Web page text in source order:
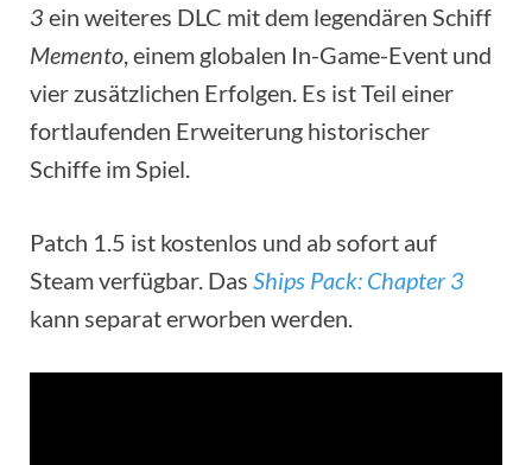
3 ein weiteres DLC mit dem legendären Schiff
Memento, einem globalen In-Game-Event und
vier zusätzlichen Erfolgen. Es ist Teil einer
fortlaufenden Erweiterung historischer
Schiffe im Spiel.
Patch 1.5 ist kostenlos und ab sofort auf
Steam verfügbar. Das Ships Pack: Chapter 3
kann separat erworben werden.